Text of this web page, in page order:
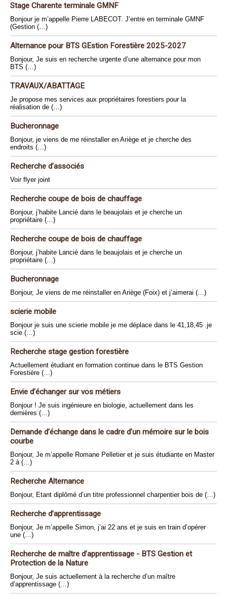
Stage Charente terminale GMNF
Bonjour je m’appelle Pierre LABECOT. J’entre en terminale GMNF
(Gestion (…)
Alternance pour BTS GEstion Forestière 2025-2027
Bonjour, Je suis en recherche urgente d’une alternance pour mon
BTS (…)
TRAVAUX/ABATTAGE
Je propose mes services aux propriétaires forestiers pour la
réalisation de (…)
Bucheronnage
Bonjour, je viens de me réinstaller en Ariège et je cherche des
endroits (…)
Recherche d’associés
Voir flyer joint
Recherche coupe de bois de chauffage
Bonjour, j’habite Lancié dans le beaujolais et je cherche un
propriétaire (…)
Recherche coupe de bois de chauffage
Bonjour, j’habite Lancié dans le beaujolais et je cherche un
propriétaire (…)
Bucheronnage
Bonjour, Je viens de me réinstaller en Ariège (Foix) et j’aimerai (…)
scierie mobile
Bonjour je suis une scierie mobile je me déplace dans le 41,18,45 .je
scie (…)
Recherche stage gestion forestière
Actuellement étudiant en formation continue dans le BTS Gestion
Forestière (…)
Envie d’échanger sur vos métiers
Bonjour ! Je suis ingénieure en biologie, actuellement dans les
dernières (…)
Demande d’échange dans le cadre d’un mémoire sur le bois
courbe
Bonjour, Je m’appelle Romane Pelletier et je suis étudiante en Master
2 à (…)
Recherche Alternance
Bonjour, Etant diplômé d’un titre professionnel charpentier bois de (…)
Recherche d’apprentissage
Bonjour, Je m’appelle Simon, j’ai 22 ans et je suis en train d’opérer
une (…)
Recherche de maître d’apprentissage - BTS Gestion et
Protection de la Nature
Bonjour, Je suis actuellement à la recherche d’un maître
d’apprentissage (…)